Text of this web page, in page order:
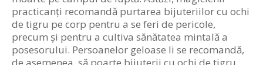
practicanți recomandă purtarea bijuteriilor cu ochi
de tigru pe corp pentru a se feri de pericole,
precum și pentru a cultiva sănătatea mintală a
posesorului. Persoanelor geloase li se recomandă,